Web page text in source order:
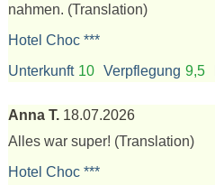
nahmen. (Translation)
Hotel Choc ***
Unterkunft 10 Verpflegung 9,5
Anna T. 18.07.2026
Alles war super! (Translation)
Hotel Choc ***